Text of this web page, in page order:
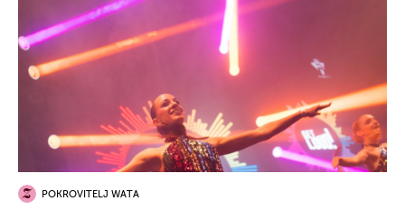
POKROVITELJ WATA